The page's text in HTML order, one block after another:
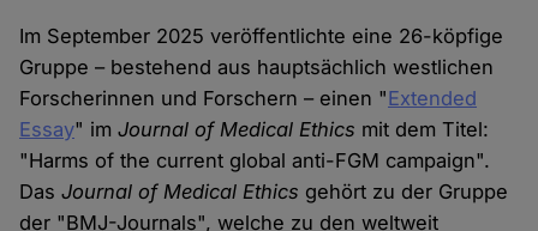
Im September 2025 veröffentlichte eine 26-köpfige
Gruppe – bestehend aus hauptsächlich westlichen
Forscherinnen und Forschern – einen "Extended
Essay" imJournal of Medical Ethics mit dem Titel:
"Harms of the current global anti-FGM campaign".
DasJournal of Medical Ethics gehört zu der Gruppe
der "BMJ-Journals", welche zu den weltweit